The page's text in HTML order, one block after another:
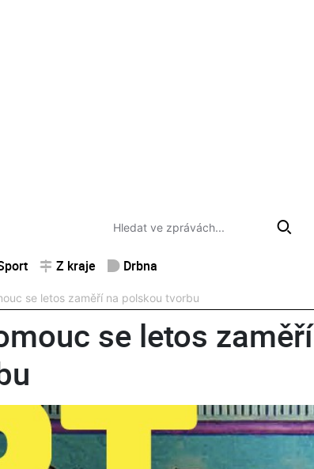
Z kraje Drbna
se letos zaměří na polskou tvorbu
se letos zaměří